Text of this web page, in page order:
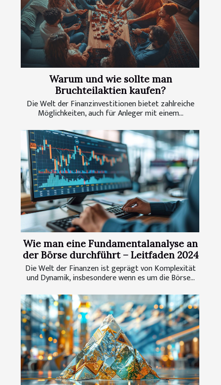
Warum und wie sollte man
Bruchteilaktien kaufen?
Die Welt der Finanzinvestitionen bietet zahlreiche
Möglichkeiten, auch für Anleger mit einem...
Wie man eine Fundamentalanalyse an
der Börse durchführt – Leitfaden 2024
Die Welt der Finanzen ist geprägt von Komplexität
und Dynamik, insbesondere wenn es um die Börse...